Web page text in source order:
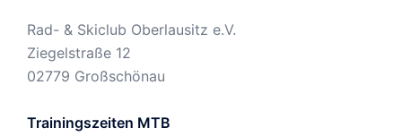
Rad- & Skiclub Oberlausitz e.V.
Ziegelstraße 12
02779 Großschönau
Trainingszeiten MTB